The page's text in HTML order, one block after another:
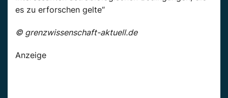
es zu erforschen gelte“
© grenzwissenschaft-aktuell.de
Anzeige